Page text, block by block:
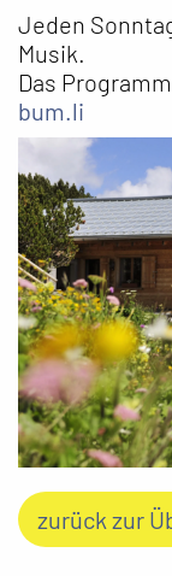
Jeden
Musik.
Das
bum.li
zurück zur